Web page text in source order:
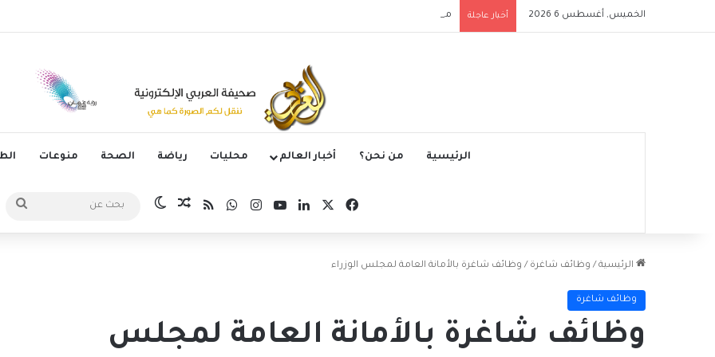
الخميس, أغسطس 6 2026 أخبار عاجلة ملعب الرياض إير ميتروبوليتانو يستضيف قمة إسبانيا وإنجلترا في دوري الأمم الأوروبية
الرئيسية من نحن؟ أخبار العالم محليات رياضة الصحة منوعات
فيسبوكلينكدإن‫YouTubeانستقرام
واتسابملخص الموقع RSS
مقال عشوائي
الوضع المظلم
عن
الرئيسية / وظائف شاغرة / وظائف شاغرة بالأمانة العامة لمجلس الوزراء
وظائف شاغرة
وظائف شاغرة بالأمانة العامة لمجلس